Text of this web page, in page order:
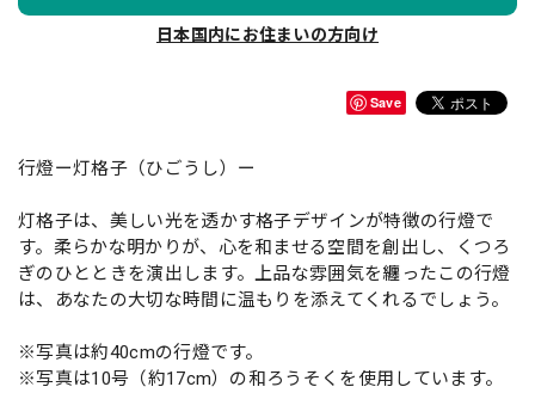
日本国内にお住まいの方向け
Save
行燈ー灯格子（ひごうし）ー
灯格子は、美しい光を透かす格子デザインが特徴の行燈で
す。柔らかな明かりが、心を和ませる空間を創出し、くつろ
ぎのひとときを演出します。上品な雰囲気を纏ったこの行燈
は、あなたの大切な時間に温もりを添えてくれるでしょう。
※写真は約40cmの行燈です。
※写真は10号（約17cm）の和ろうそくを使用しています。